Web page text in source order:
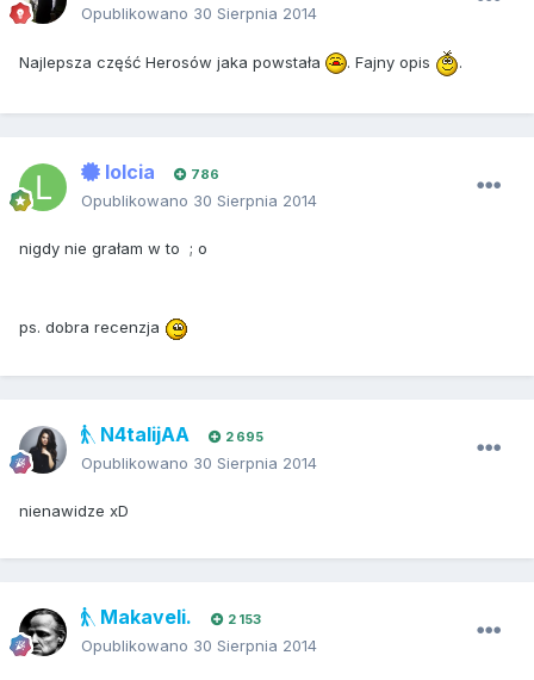
Opublikowano 30 Sierpnia 2014
Najlepsza część Herosów jaka powstała . Fajny opis .
lolcia 786
Opublikowano 30 Sierpnia 2014
nigdy nie grałam w to ; o
ps. dobra recenzja
N4talijAA 2 695
Opublikowano 30 Sierpnia 2014
nienawidze xD
Makaveli. 2 153
Opublikowano 30 Sierpnia 2014